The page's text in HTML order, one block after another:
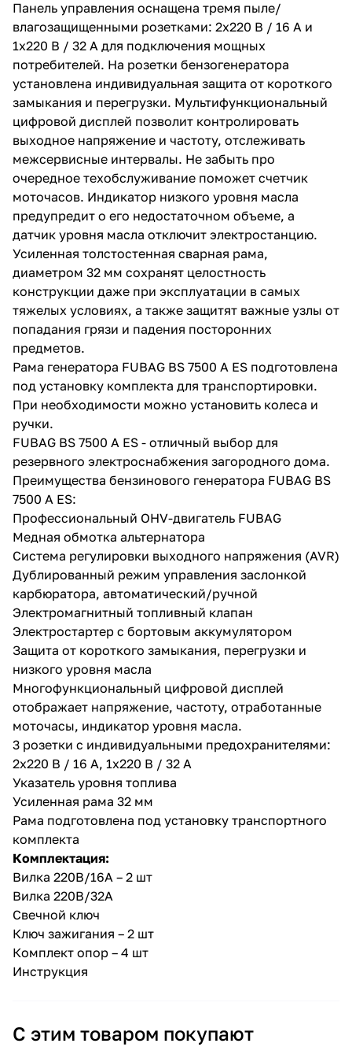
Панель управления оснащена тремя пыле/
влагозащищенными розетками: 2х220 В / 16 А и
1х220 В / 32 А для подключения мощных
потребителей. На розетки бензогенератора
установлена индивидуальная защита от короткого
замыкания и перегрузки. Мультифункциональный
цифровой дисплей позволит контролировать
выходное напряжение и частоту, отслеживать
межсервисные интервалы. Не забыть про
очередное техобслуживание поможет счетчик
моточасов. Индикатор низкого уровня масла
предупредит о его недостаточном объеме, а
датчик уровня масла отключит электростанцию.
Усиленная толстостенная сварная рама,
диаметром 32 мм сохранят целостность
конструкции даже при эксплуатации в самых
тяжелых условиях, а также защитят важные узлы от
попадания грязи и падения посторонних
предметов.
Рама генератора FUBAG BS 7500 A ES подготовлена
под установку комплекта для транспортировки.
При необходимости можно установить колеса и
ручки.
FUBAG BS 7500 A ES - отличный выбор для
резервного электроснабжения загородного дома.
Преимущества бензинового генератора FUBAG BS
7500 A ES:
Профессиональный OHV-двигатель FUBAG
Медная обмотка альтернатора
Система регулировки выходного напряжения (AVR)
Дублированный режим управления заслонкой
карбюратора, автоматический/ручной
Электромагнитный топливный клапан
Электростартер с бортовым аккумулятором
Защита от короткого замыкания, перегрузки и
низкого уровня масла
Многофункциональный цифровой дисплей
отображает напряжение, частоту, отработанные
моточасы, индикатор уровня масла.
3 розетки с индивидуальными предохранителями:
2х220 В / 16 А, 1х220 В / 32 А
Указатель уровня топлива
Усиленная рама 32 мм
Рама подготовлена под установку транспортного
комплекта
Комплектация:
Вилка 220В/16А – 2 шт
Вилка 220В/32А
Свечной ключ
Ключ зажигания – 2 шт
Комплект опор – 4 шт
Инструкция
С этим товаром покупают